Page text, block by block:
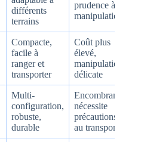
différents
terrains
prudence à la
manipulation
Compacte,
facile à
ranger et
transporter
Coût plus
élevé,
manipulation
délicate
Multi-
configuration,
robuste,
durable
Encombrante,
nécessite
précautions
au transport